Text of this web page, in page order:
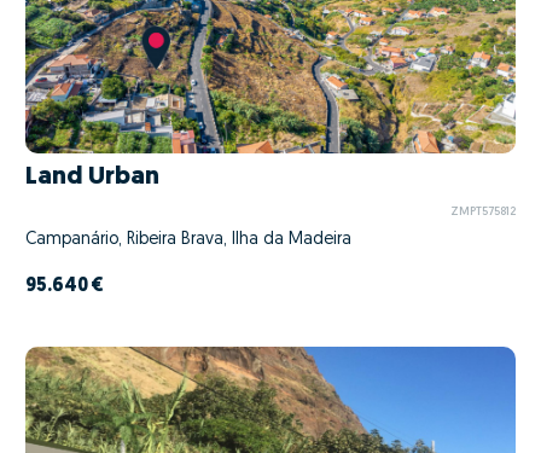
Land Urban
ZMPT575812
Campanário, Ribeira Brava, Ilha da Madeira
95.640 €